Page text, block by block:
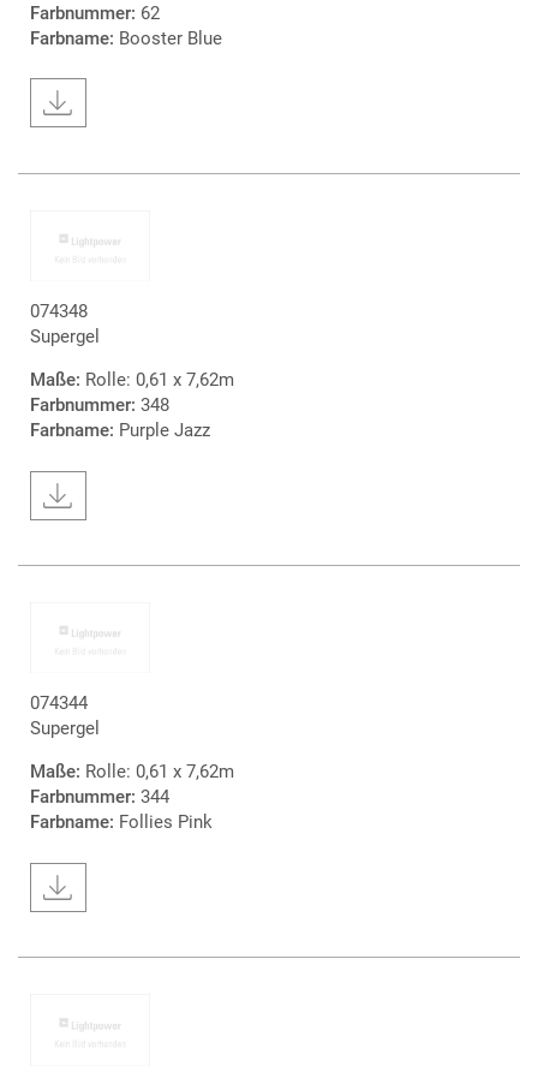
Farbnummer: 62
Farbname: Booster Blue
074348
Supergel
Maße: Rolle: 0,61 x 7,62m
Farbnummer: 348
Farbname: Purple Jazz
074344
Supergel
Maße: Rolle: 0,61 x 7,62m
Farbnummer: 344
Farbname: Follies Pink